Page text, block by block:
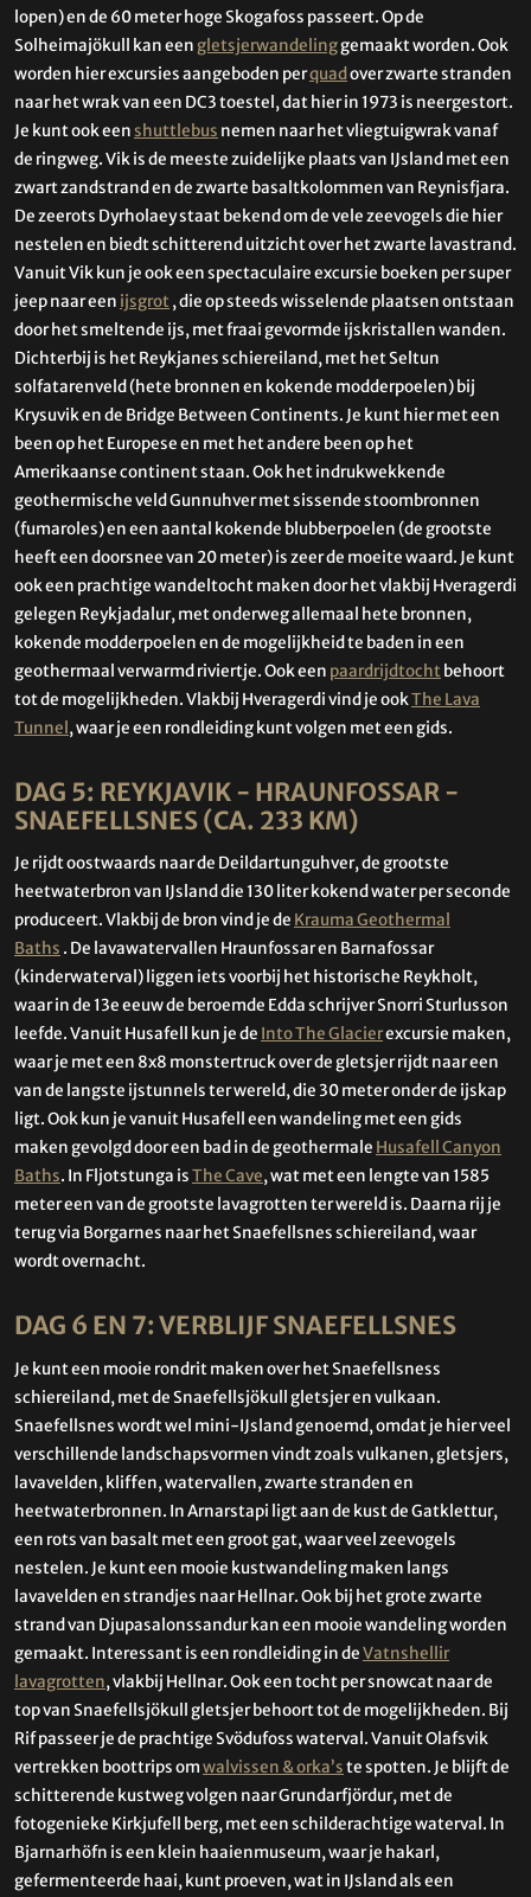
lopen) en de 60 meter hoge Skogafoss passeert. Op de
Solheimajökull kan een gletsjerwandelinggemaakt worden. Ook
worden hier excursies aangeboden perquad over zwarte stranden
naar het wrak van een DC3 toestel, dat hier in 1973 is neergestort.
Je kunt ook eenshuttlebus nemen naar het vliegtuigwrak vanaf
de ringweg. Vik is de meeste zuidelijke plaats van IJsland met een
zwart zandstrand en de zwarte basaltkolommen van Reynisfjara.
De zeerots Dyrholaey staat bekend om de vele zeevogels die hier
nestelen en biedt schitterend uitzicht over het zwarte lavastrand.
Vanuit Vik kun je ook een spectaculaire excursie boeken per super
jeep naar een ijsgrot, die op steeds wisselende plaatsen ontstaan
door het smeltende ijs, met fraai gevormde ijskristallen wanden.
Dichterbij is het Reykjanes schiereiland, met het Seltun
solfatarenveld (hete bronnen en kokende modderpoelen) bij
Krysuvik en de Bridge Between Continents. Je kunt hier met een
been op het Europese en met het andere been op het
Amerikaanse continent staan. Ook het indrukwekkende
geothermische veld Gunnuhver met sissende stoombronnen
(fumaroles) en een aantal kokende blubberpoelen (de grootste
heeft een doorsnee van 20 meter) is zeer de moeite waard. Je kunt
ook een prachtige wandeltocht maken door het vlakbij Hveragerdi
gelegen Reykjadalur, met onderweg allemaal hete bronnen,
kokende modderpoelen en de mogelijkheid te baden in een
geothermaal verwarmd riviertje. Ook een paardrijdtochtbehoort
tot de mogelijkheden. Vlakbij Hveragerdi vind je ookThe Lava
Tunnel , waar je een rondleiding kunt volgen met een gids.
DAG 5: REYKJAVIK - HRAUNFOSSAR -
SNAEFELLSNES (CA. 233 KM)
Je rijdt oostwaards naar de Deildartunguhver, de grootste
heetwaterbron van IJsland die 130 liter kokend water per seconde
produceert. Vlakbij de bron vind je de Krauma Geothermal
Baths . De lavawatervallen Hraunfossar en Barnafossar
(kinderwaterval) liggen iets voorbij het historische Reykholt,
waar in de 13e eeuw de beroemde Edda schrijver Snorri Sturlusson
leefde. Vanuit Husafell kun je de Into The Glacierexcursie maken,
waar je met een 8x8 monstertruck over de gletsjer rijdt naar een
van de langste ijstunnels ter wereld, die 30 meter onder de ijskap
ligt. Ook kun je vanuit Husafell een wandeling met een gids
maken gevolgd door een bad in de geothermale Husafell Canyon
Baths. In Fljotstunga isThe Cave, wat met een lengte van 1585
meter een van de grootste lavagrotten ter wereld is. Daarna rij je
terug via Borgarnes naar het Snaefellsnes schiereiland, waar
wordt overnacht.
DAG 6 EN 7: VERBLIJF SNAEFELLSNES
Je kunt een mooie rondrit maken over het Snaefellsness
schiereiland, met de Snaefellsjökull gletsjer en vulkaan.
Snaefellsnes wordt wel mini-IJsland genoemd, omdat je hier veel
verschillende landschapsvormen vindt zoals vulkanen, gletsjers,
lavavelden, kliffen, watervallen, zwarte stranden en
heetwaterbronnen. In Arnarstapi ligt aan de kust de Gatklettur,
een rots van basalt met een groot gat, waar veel zeevogels
nestelen. Je kunt een mooie kustwandeling maken langs
lavavelden en strandjes naar Hellnar. Ook bij het grote zwarte
strand van Djupasalonssandur kan een mooie wandeling worden
gemaakt. Interessant is een rondleiding in deVatnshellir
lavagrotten, vlakbij Hellnar. Ook een tocht per snowcat naar de
top van Snaefellsjökull gletsjer behoort tot de mogelijkheden. Bij
Rif passeer je de prachtige Svödufoss waterval. Vanuit Olafsvik
vertrekken boottrips omwalvissen & orka’ste spotten. Je blijft de
schitterende kustweg volgen naar Grundarfjördur, met de
fotogenieke Kirkjufell berg, met een schilderachtige waterval. In
Bjarnarhöfn is een klein haaienmuseum, waar je hakarl,
gefermenteerde haai, kunt proeven, wat in IJsland als een